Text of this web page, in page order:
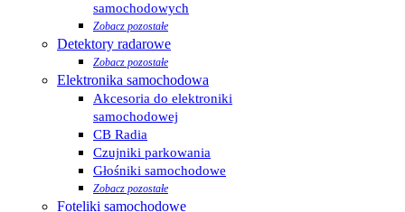
samochodowych
Zobacz pozostałe
Detektory radarowe
Zobacz pozostałe
Elektronika samochodowa
Akcesoria do elektroniki
samochodowej
CB Radia
Czujniki parkowania
Głośniki samochodowe
Zobacz pozostałe
Foteliki samochodowe